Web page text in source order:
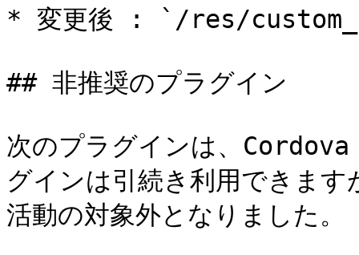
* 変更後 : `/res/
## 非推奨のプラグイン
次のプラグインは、
グインは引続き利用できま
活動の対象外となりました。